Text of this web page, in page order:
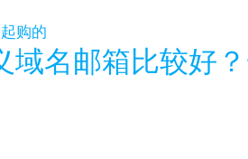
域名邮箱比较好